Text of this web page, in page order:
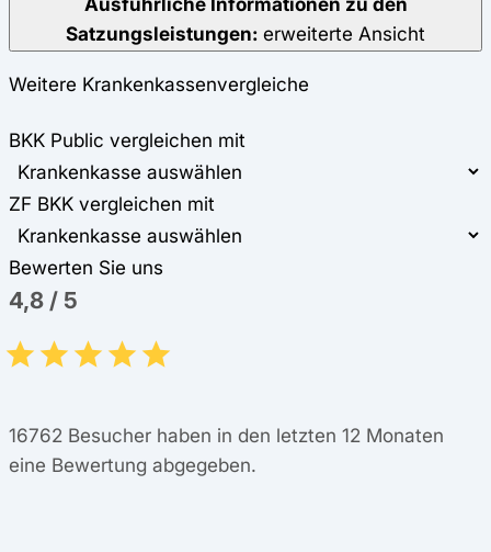
Satzungsleistungen: erweiterte Ansicht
Weitere Krankenkassenvergleiche
BKK Public vergleichen mit
ZF BKK vergleichen mit
Bewerten Sie uns
4,8 / 5
16762 Besucher haben in den letzten 12 Monaten
eine Bewertung abgegeben.